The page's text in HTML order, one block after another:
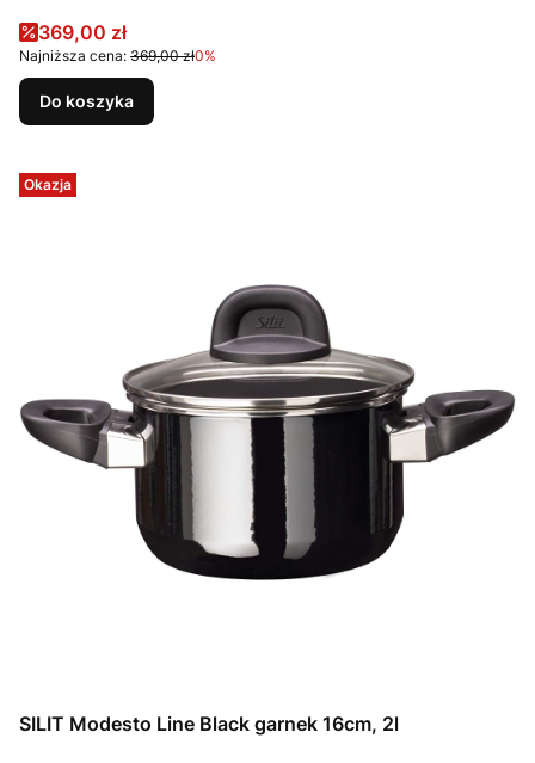
Cena promocyjna
369,00 zł
Najniższa cena: 369,00 zł0%
Do koszyka
Okazja
SILIT Modesto Line Black garnek 16cm, 2l